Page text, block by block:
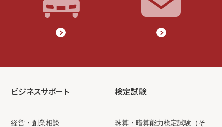
ビジネスサポート
経営・創業相談
検定試験
珠算・暗算能力検定試験（そ